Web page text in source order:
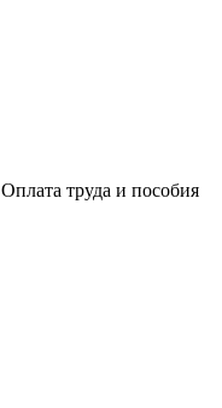
Оплата труда и пособия